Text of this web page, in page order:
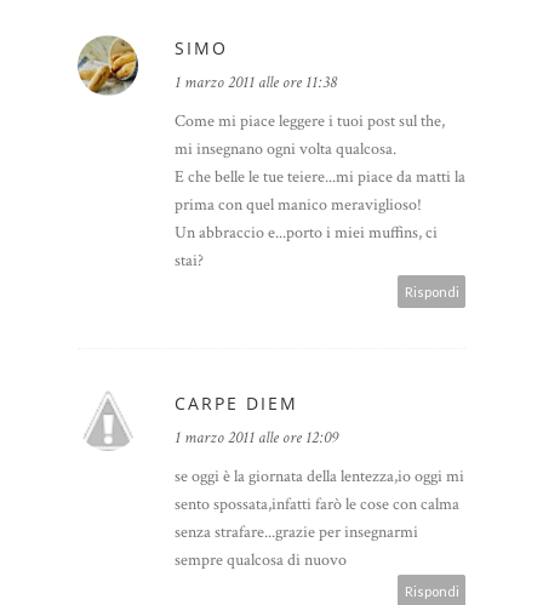
SIMO
1 marzo 2011 alle ore 11:38
Come mi piace leggere i tuoi post sul the,
mi insegnano ogni volta qualcosa.
E che belle le tue teiere...mi piace da matti la
prima con quel manico meraviglioso!
Un abbraccio e...porto i miei muffins, ci
stai?
Rispondi
CARPE DIEM
1 marzo 2011 alle ore 12:09
se oggi è la giornata della lentezza,io oggi mi
sento spossata,infatti farò le cose con calma
senza strafare...grazie per insegnarmi
sempre qualcosa di nuovo
Rispondi